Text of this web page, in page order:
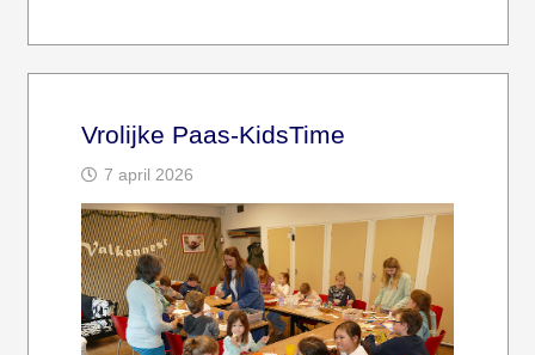
Vrolijke Paas-KidsTime
7 april 2026